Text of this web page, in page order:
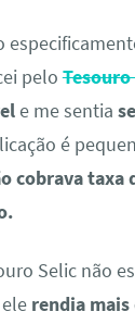
peloTesouro
e me sentia
é
cobrava taxa
Selic não
rendia mais